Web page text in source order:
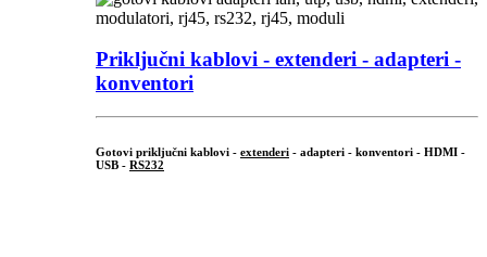
Priključni kablovi - extenderi - adapteri -
konventori
Gotovi priključni kablovi - extenderi - adapteri - konventori - HDMI -
USB - RS232